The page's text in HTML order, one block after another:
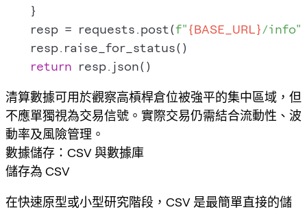
    }
    resp = requests.post(
f"{BASE_URL}/info"
    resp.raise_for_status()
return
清算數據可用於觀察高槓桿倉位被強平的集中區域，但
不應單獨視為交易信號。實際交易仍需結合流動性、波
動率及風險管理。
數據儲存：CSV 與數據庫
儲存為 CSV
在快速原型或小型研究階段，CSV 是最簡單直接的儲